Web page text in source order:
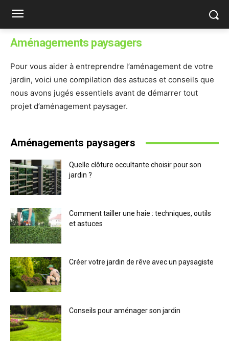
Aménagements paysagers
Pour vous aider à entreprendre l’aménagement de votre
jardin, voici une compilation des astuces et conseils que
nous avons jugés essentiels avant de démarrer tout
projet d’aménagement paysager.
Aménagements paysagers
Quelle clôture occultante choisir pour son
jardin ?
Comment tailler une haie : techniques, outils
et astuces
Créer votre jardin de rêve avec un paysagiste
Conseils pour aménager son jardin